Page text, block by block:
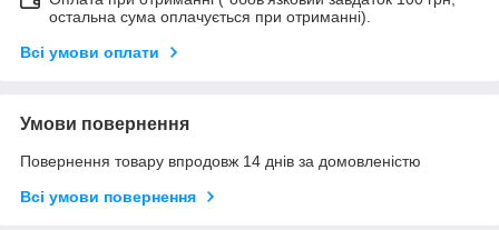
остальна сума оплачується при отриманні).
Всі умови оплати
Умови повернення
Повернення товару впродовж 14 днів за домовленістю
Всі умови повернення